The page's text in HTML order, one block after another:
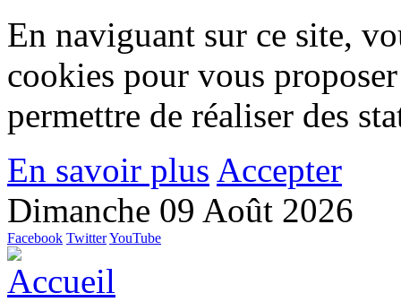
En naviguant sur ce site,
cookies pour vous
permettre de réaliser des
En savoir plus Accepter
Dimanche 09 Août 2026
Facebook TwitterYouTube